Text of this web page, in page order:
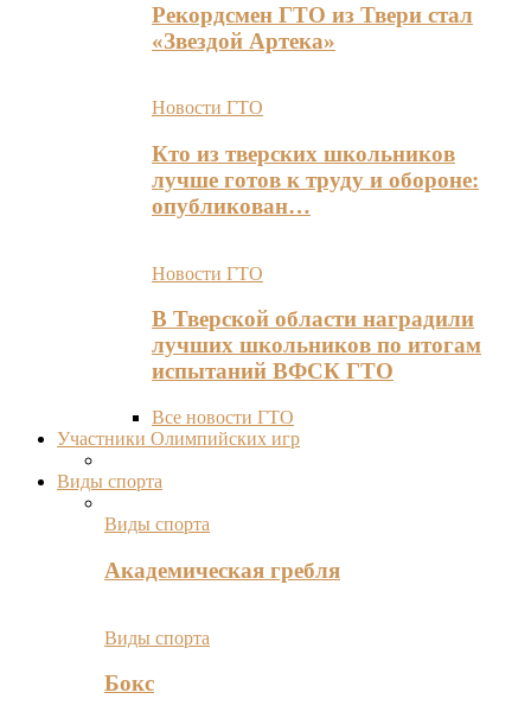
Рекордсмен ГТО из Твери стал
«Звездой Артека»
Новости ГТО
Кто из тверских школьников
лучше готов к труду и обороне:
опубликован…
Новости ГТО
В Тверской области наградили
лучших школьников по итогам
испытаний ВФСК ГТО
Все новости ГТО
Участники Олимпийских игр
Виды спорта
Виды спорта
Академическая гребля
Виды спорта
Бокс